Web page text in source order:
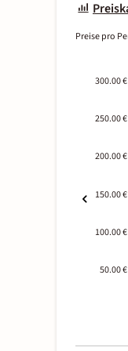
Preise pro
300.00 €
250.00 €
200.00 €
150.00 €
100.00 €
50.00 €